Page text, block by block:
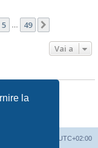
la
5 49
Vai a
UTC+02:00